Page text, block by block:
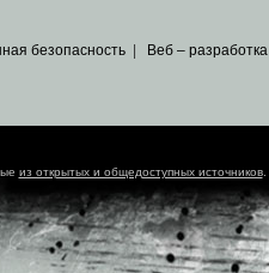
безопасность
Веб – разработка
из открытых и общедоступных источников.